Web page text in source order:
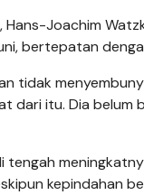
Joachim
bertepatan
tidak
dari itu. Dia belum
kepindahan